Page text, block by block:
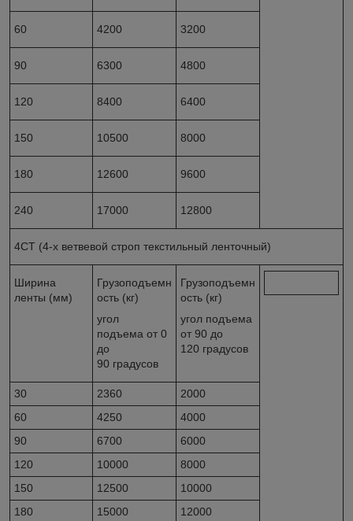
60 4200 3200
90 6300 4800
120 8400 6400
150 10500 8000
180 12600 9600
240 17000 12800
4СТ (4-х ветвевой строп текстильный ленточный)
Ширина
ленты (мм)
Грузоподъемн
ость (кг)
угол
подъема от 0
до
90 градусов
Грузоподъемн
ость (кг)
угол подъема
от 90 до
120 градусов
30 2360
2000
60
4250
4000
90
6700
6000
120
10000
8000
150
12500
10000
180
15000
12000